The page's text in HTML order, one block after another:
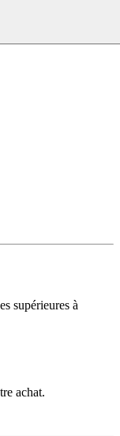
supérieures à
achat.